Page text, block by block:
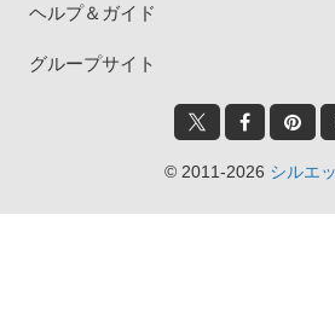
ヘルプ＆ガイド
グループサイト
© 2011-2026 シルエ